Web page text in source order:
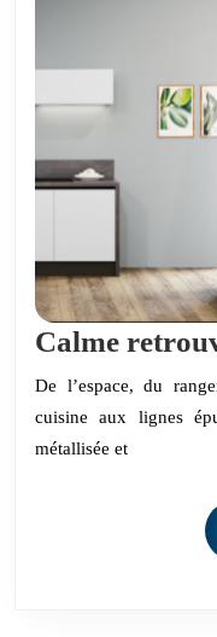
Calme
De l’espace, du
cuisine aux lignes
métallisée et